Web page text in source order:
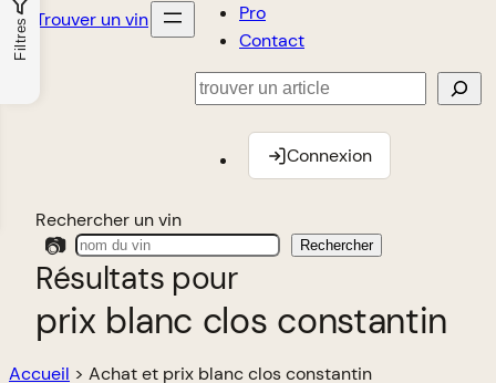
Trouver un vin
Pro
Contact
Rechercher
Connexion
Rechercher un vin
📷 Rechercher
Résultats pour
prix blanc clos constantin
Accueil > Achat et prix blanc clos constantin
Filtres